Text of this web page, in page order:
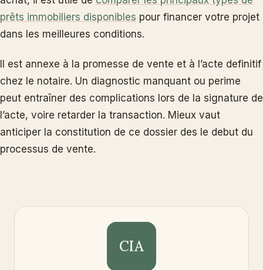
prêts immobiliers disponibles pour financer votre projet
dans les meilleures conditions.
Il est annexe à la promesse de vente et à l’acte definitif
chez le notaire. Un diagnostic manquant ou perime
peut entraîner des complications lors de la signature de
l’acte, voire retarder la transaction. Mieux vaut
anticiper la constitution de ce dossier des le debut du
processus de vente.
CIA